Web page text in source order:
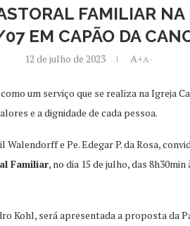
FAMILIAR
EM CAPÃO DA
12 de julho de 2023 A+A-
um serviço que se realiza na Igreja
e a dignidade de cada pessoa.
e Pe. Edegar P. da Rosa,
Familiar, no dia 15 de julho, das
Kohl, será apresentada a proposta